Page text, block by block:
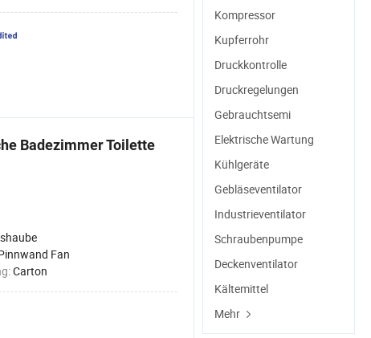
Badezimmer Toilette
Fan
Carton
Kompressor
Kupferrohr
Druckkontrolle
Druckregelungen
Gebrauchtsemi
Elektrische Wartung
Kühlgeräte
Gebläseventilator
Industrieventilator
Schraubenpumpe
Deckenventilator
Kältemittel
Mehr